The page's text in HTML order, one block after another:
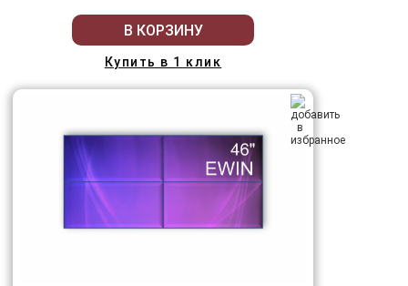
В КОРЗИНУ
Купить в 1 клик